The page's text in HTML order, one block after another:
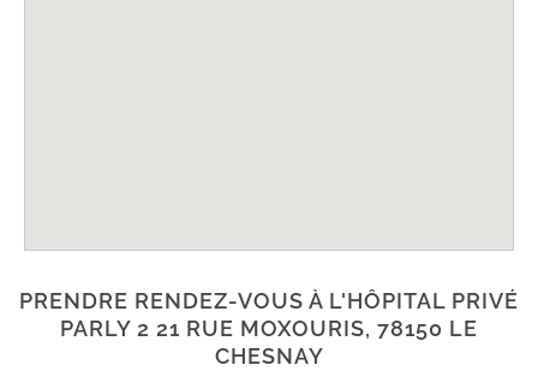
PRENDRE RENDEZ-VOUS À L'HÔPITAL PRIVÉ
PARLY 2 21 RUE MOXOURIS, 78150 LE
CHESNAY